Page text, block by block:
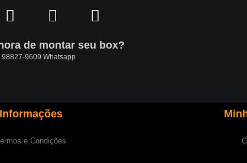
de montar seu box?
98827-9609 Whatsapp
Informações
e Condições